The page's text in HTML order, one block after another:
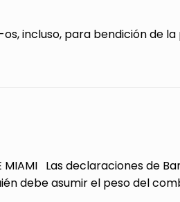
incluso, para bendición de la
DE MIAMI Las declaraciones
debe asumir el peso del